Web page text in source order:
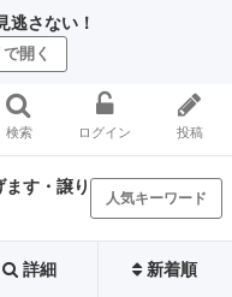
逃さない！
開く
検索 ログイン 投稿
す・譲り
人気キーワード
詳細 新着順